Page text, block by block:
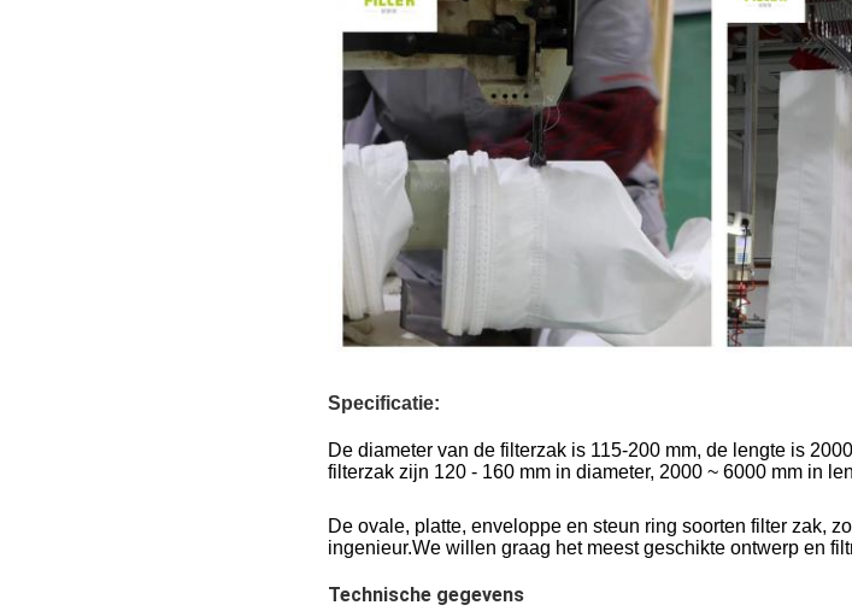
Specificatie:
De diameter van de filterzak is 115-200 mm, de lengte is
filterzak zijn 120 - 160 mm in diameter, 2000 ~ 6000 mm in
De ovale, platte, enveloppe en steun ring soorten filter zak,
ingenieur.We willen graag het meest geschikte ontwerp en
Technische gegevens